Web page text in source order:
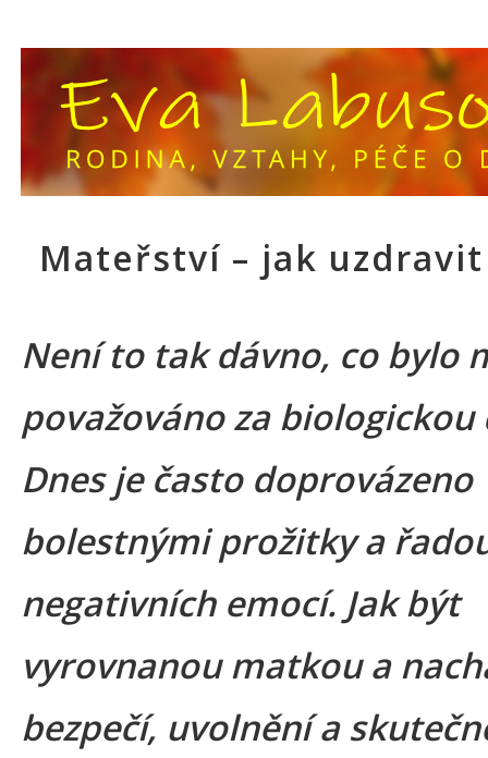
Mateřství – jak
Není to tak dávno, co bylo
považováno za biologickou
Dnes je často doprovázeno
bolestnými prožitky a
negativních emocí. Jak být
vyrovnanou matkou a
bezpečí, uvolnění a